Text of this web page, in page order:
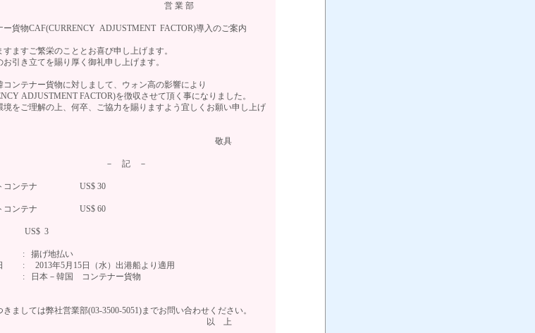
業 部
ー貨物CAF(CURRENCY ADJUSTMENT FACTOR)導入のご案内
ますご繁栄のこととお喜び申し上げます。
引き立てを賜り厚く御礼申し上げます。
コンテナー貨物に対しまして、ウォン高の影響により
ADJUSTMENT FACTOR)を徴収させて頂く事になりました。
境をご理解の上、何卒、ご協力を賜りますよう宜しくお願い申し上げ
具
記 －
ートコンテナ US$ 30
ートコンテナ US$ 60
T) US$ 3
: 揚げ地払い
: 2013年5月15日（水）出港船より適用
: 日本－韓国 コンテナー貨物
ましては弊社営業部(03-3500-5051)までお問い合わせください。
上